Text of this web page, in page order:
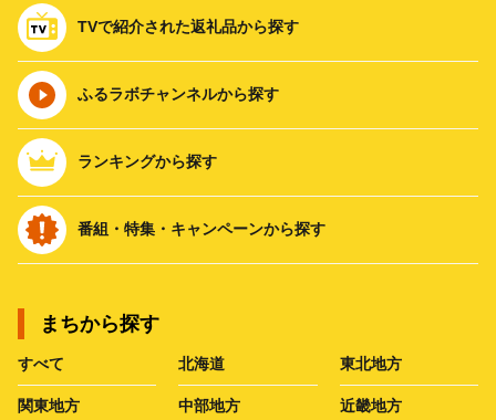
TVで紹介された返礼品から探す
ふるラボチャンネルから探す
ランキングから探す
番組・特集・キャンペーンから探す
まちから探す
すべて 北海道 東北地方
関東地方 中部地方 近畿地方